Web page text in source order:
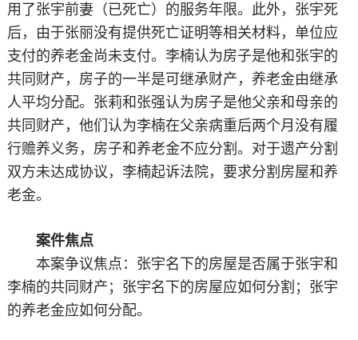
用了张宇前妻（已死亡）的服务年限。此外，张宇死
后，由于张丽没有提供死亡证明等相关材料，单位应
支付的养老金尚未支付。李楠认为房子是他和张宇的
共同财产，房子的一半是可继承财产，养老金由继承
人平均分配。张莉和张强认为房子是他父亲和母亲的
共同财产，他们认为李楠在父亲病重后两个月没有履
行赡养义务，房子和养老金不应分割。对于遗产分割
双方未达成协议，李楠起诉法院，要求分割房屋和养
老金。
案件焦点
本案争议焦点：张宇名下的房屋是否属于张宇和
李楠的共同财产；张宇名下的房屋应如何分割；张宇
的养老金应如何分配。